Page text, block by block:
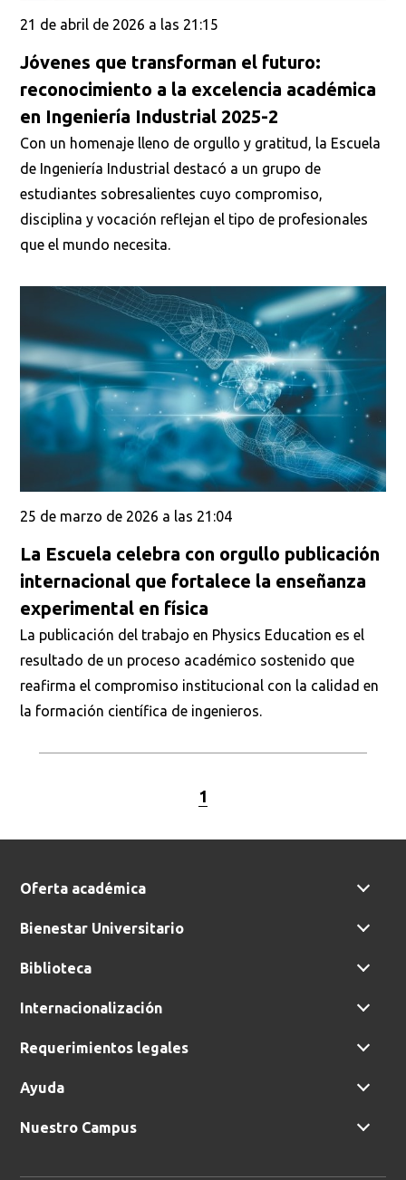
21 de abril de 2026 a las 21:15
Jóvenes que transforman el futuro:
reconocimiento a la excelencia académica
en Ingeniería Industrial 2025-2
Con un homenaje lleno de orgullo y gratitud, la Escuela
de Ingeniería Industrial destacó a un grupo de
estudiantes sobresalientes cuyo compromiso,
disciplina y vocación reflejan el tipo de profesionales
que el mundo necesita.
25 de marzo de 2026 a las 21:04
La Escuela celebra con orgullo publicación
internacional que fortalece la enseñanza
experimental en física
La publicación del trabajo en Physics Education es el
resultado de un proceso académico sostenido que
reafirma el compromiso institucional con la calidad en
la formación científica de ingenieros.
1
Oferta académica
Bienestar Universitario
Biblioteca
Internacionalización
Requerimientos legales
Ayuda
Nuestro Campus